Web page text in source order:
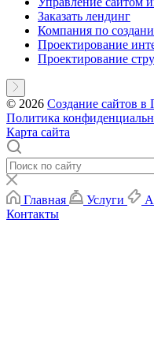
Заказать лендинг
Компания по
Проектирование
Проектирование
© 2026 Создание сайтов в
Политика
Карта сайта
Главная Услуги
Контакты